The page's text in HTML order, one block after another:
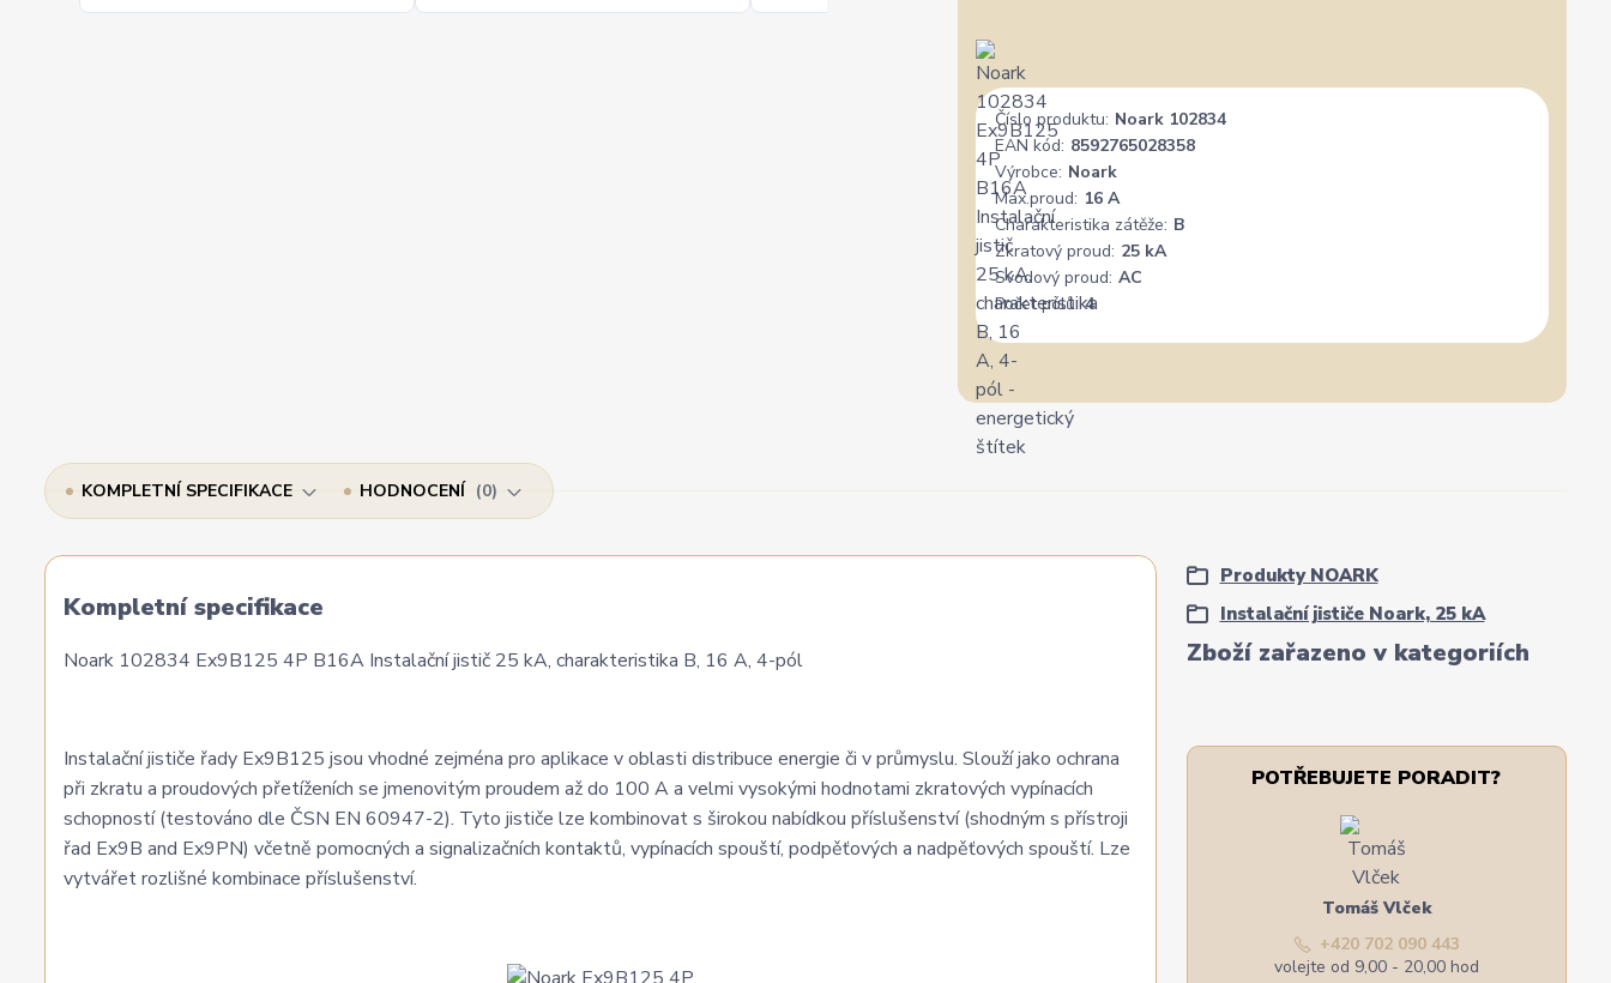
Číslo produktu: Noark 102834
EAN kód: 8592765028358
Výrobce: Noark
Max.proud: 16 A
Charakteristika zátěže: B
Zkratový proud: 25 kA
Svodový proud: AC
Počet pólů: 4
KOMPLETNÍ SPECIFIKACE HODNOCENÍ 0
Kompletní specifikace
Noark 102834 Ex9B125 4P B16A Instalační jistič 25 kA, charakteristika B, 16 A, 4-pól
Instalační jističe řady Ex9B125 jsou vhodné zejména pro aplikace v oblasti distribuce energie či v průmyslu. Slouží jako ochrana
při zkratu a proudových přetíženích se jmenovitým proudem až do 100 A a velmi vysokými hodnotami zkratových vypínacích
schopností (testováno dle ČSN EN 60947-2). Tyto jističe lze kombinovat s širokou nabídkou příslušenství (shodným s přístroji
řad Ex9B and Ex9PN) včetně pomocných a signalizačních kontaktů, vypínacích spouští, podpěťových a nadpěťových spouští. Lze
vytvářet rozlišné kombinace příslušenství.
Zboží zařazeno v kategoriích
Produkty NOARK
Instalační jističe Noark, 25 kA
POTŘEBUJETE PORADIT?
Tomáš Vlček
+420 702 090 443
volejte od 9,00 - 20,00 hod